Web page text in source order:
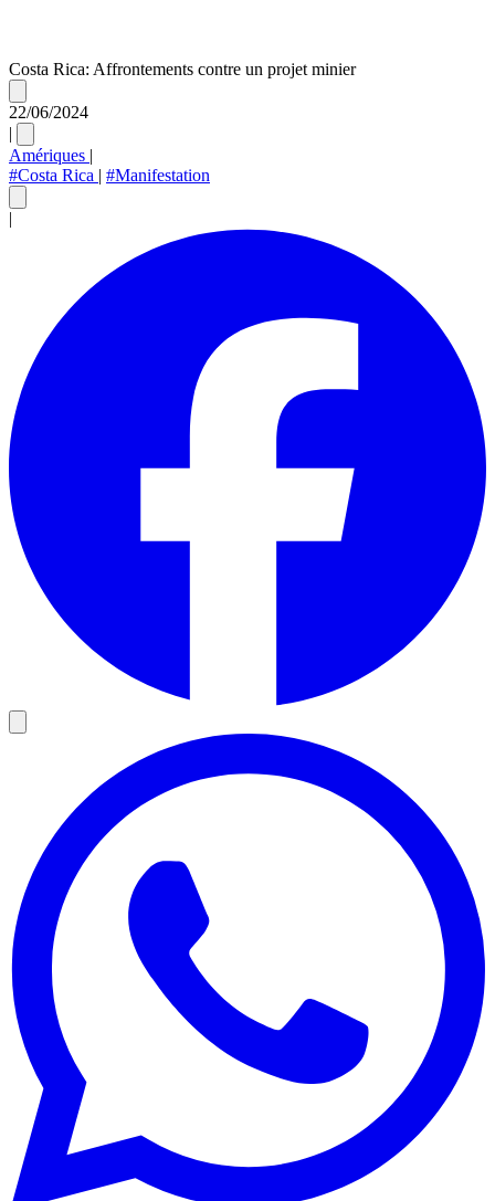
Costa Rica: Affrontements contre un projet minier
22/06/2024
|
Amériques |
#Costa Rica | #Manifestation
|